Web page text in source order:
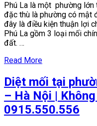
|
Phú La là một phường
đặc thù là phường có mật
đây là điều kiện thuận lợi
Phú La gồm 3 loại mối
đất. …
Read More
Diệt mối tại
– Hà Nội |
0915.550.556